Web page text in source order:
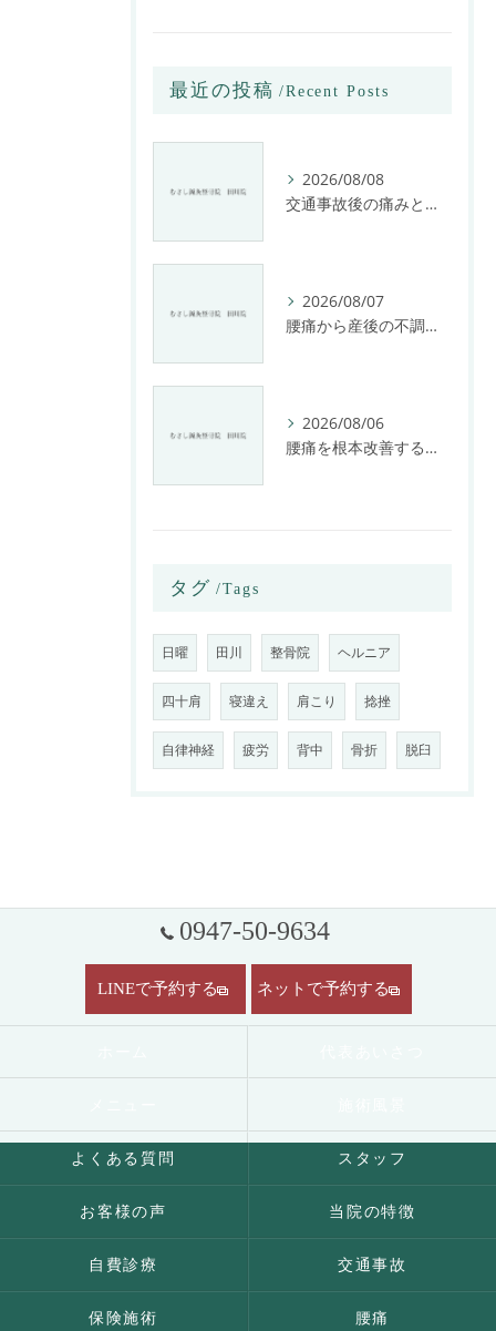
最近の投稿 Recent Posts
2026/08/08
交通事故後の痛みと姿勢改善に特化した整骨院の役割
2026/08/07
腰痛から産後の不調まで整骨院で根本改善する方法
2026/08/06
腰痛を根本改善する整骨院の施術とアドバイスの重要性
タグ Tags
日曜 田川 整骨院 ヘルニア
四十肩 寝違え 肩こり 捻挫
自律神経 疲労 背中 骨折 脱臼
0947-50-9634
LINEで予約する ネットで予約する
よくある質問 スタッフ
お客様の声 当院の特徴
自費診療 交通事故
保険施術 腰痛